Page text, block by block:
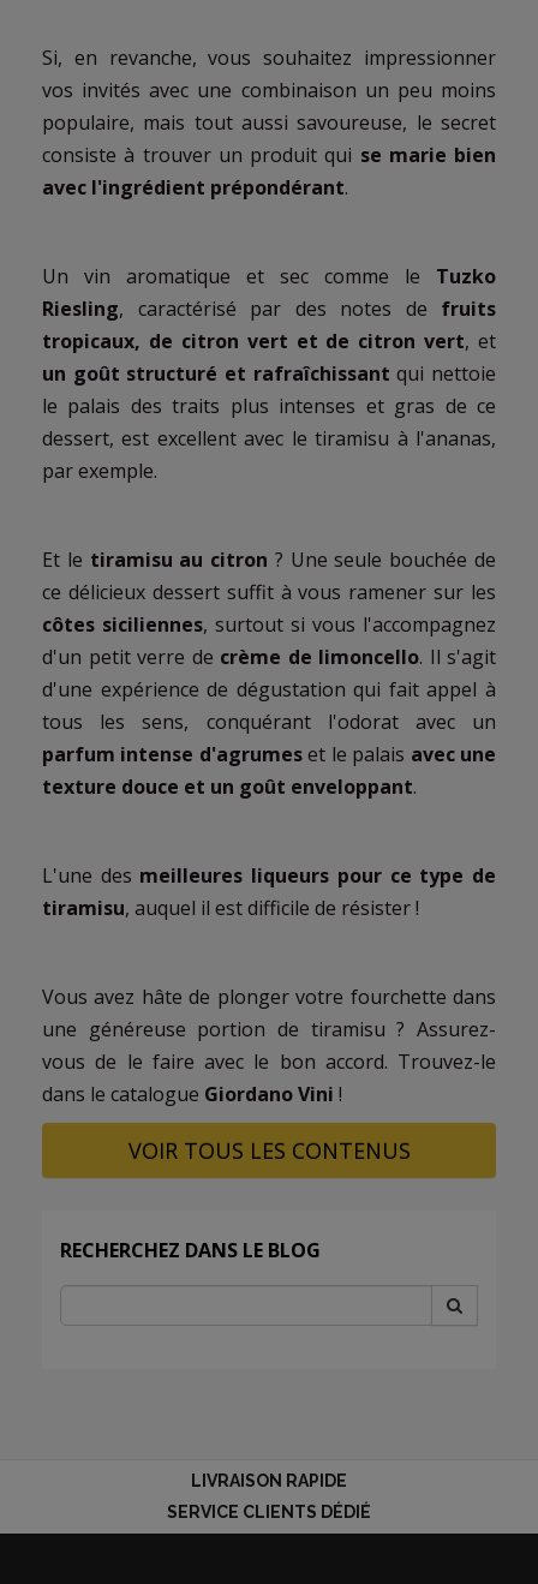
Si, en revanche, vous souhaitez impressionner
vos invités avec une combinaison un peu moins
populaire, mais tout aussi savoureuse, le secret
consiste à trouver un produit qui se marie bien
avec l'ingrédient prépondérant.
Un vin aromatique et sec comme le Tuzko
Riesling, caractérisé par des notes de fruits
tropicaux, de citron vert et de citron vert, et
un goût structuré et rafraîchissantqui nettoie
le palais des traits plus intenses et gras de ce
dessert, est excellent avec le tiramisu à l'ananas,
par exemple.
Et le tiramisu au citron ? Une seule bouchée de
ce délicieux dessert suffit à vous ramener sur les
côtes siciliennes, surtout si vous l'accompagnez
d'un petit verre de crème de limoncello. Il s'agit
d'une expérience de dégustation qui fait appel à
tous les sens, conquérant l'odorat avec un
parfum intense d'agrumeset le palais avec une
texture douce et un goût enveloppant.
L'une des meilleures liqueurs pour ce type de
tiramisu, auquel il est difficile de résister !
Vous avez hâte de plonger votre fourchette dans
une généreuse portion de tiramisu ? Assurez-
vous de le faire avec le bon accord. Trouvez-le
dans le catalogue Giordano Vini !
VOIR TOUS LES CONTENUS
RECHERCHEZ DANS LE BLOG
LIVRAISON RAPIDE
SERVICE CLIENTS DÉDIÉ